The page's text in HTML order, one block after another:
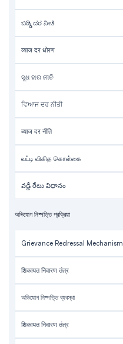
ಬಡ್ಡಿ ದರ ನೀತಿ
व्याज दर धोरण
ସୁଧ ହାର ନୀତି
ਵਿਆਜ ਦਰ ਨੀਤੀ
ब्याज दर नीति
வட்டி விகித கொள்கை
వడ్డీ రేటు విధానం
অভিযোগ নিষ্পত্তি প্রক্রিয়া
Grievance Redressal Mechanism
शिकायत निवारण तंत्र
অভিযোগ নিষ্পত্তি ব্যবস্থা
शिकायत निवारण तंत्र